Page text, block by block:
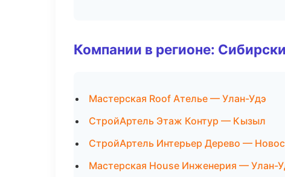
Компании в регионе:
Мастерская Roof Ателье — Улан-Удэ
СтройАртель Этаж Контур — Кызыл
СтройАртель Интерьер Дерево —
Мастерская House Инженерия — Улан-